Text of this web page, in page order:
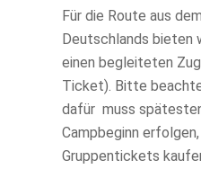
Für die Route aus
Deutschlands bieten
einen begleiteten
Ticket). Bitte
dafür muss
Campbeginn
Gruppentickets